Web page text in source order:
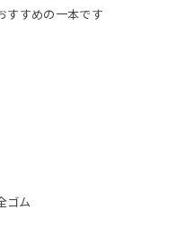
すすめの一本です
ゴム